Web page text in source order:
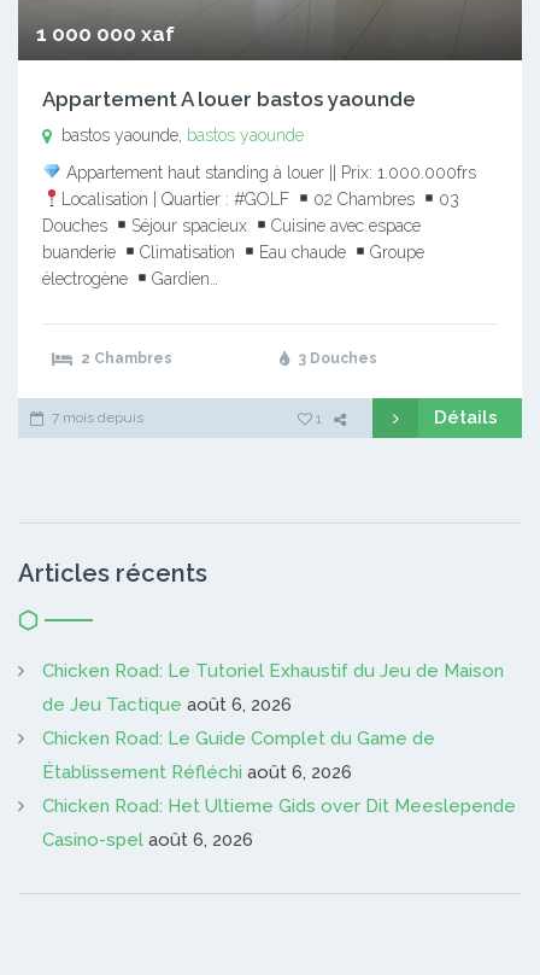
1 000 000 xaf
Appartement A louer bastos yaounde
bastos yaounde, bastos yaounde
Appartement haut standing à louer || Prix: 1.000.000frs
Localisation | Quartier : #GOLF
02 Chambres
03
Douches
Séjour spacieux
Cuisine avec espace
buanderie
Climatisation Eau chaude
Groupe
électrogène
Gardien…
2 Chambres 3 Douches
7 mois depuis 1 Détails
Articles récents
Chicken Road: Le Tutoriel Exhaustif du Jeu de Maison
de Jeu Tactique août 6, 2026
Chicken Road: Le Guide Complet du Game de
Établissement Réfléchi août 6, 2026
Chicken Road: Het Ultieme Gids over Dit Meeslepende
Casino-spel août 6, 2026